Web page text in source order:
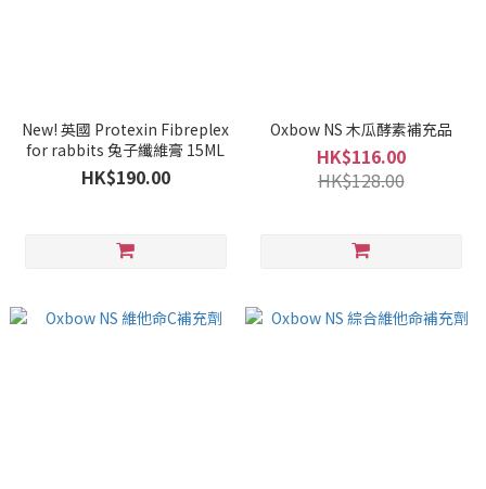
New! 英國 Protexin Fibreplex
for rabbits 兔子纖維膏 15ML
HK$190.00
Oxbow NS 木瓜酵素補充品
HK$116.00
HK$128.00